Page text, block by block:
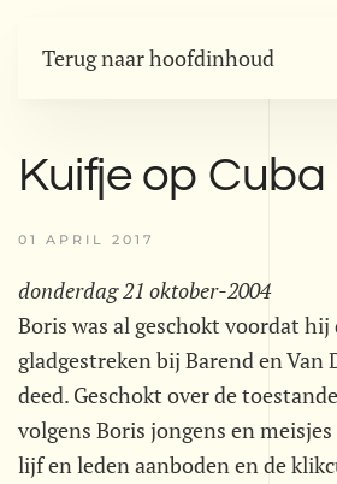
Terug naar hoofdinhoud
Kuifje op Cuba
01 APRIL 2017
donderdag 21 oktober-2004
Boris was al geschokt voordat hij
gladgestreken bij Barend en Van
deed. Geschokt over de
volgens Boris jongens en
lijf en leden aanboden en de